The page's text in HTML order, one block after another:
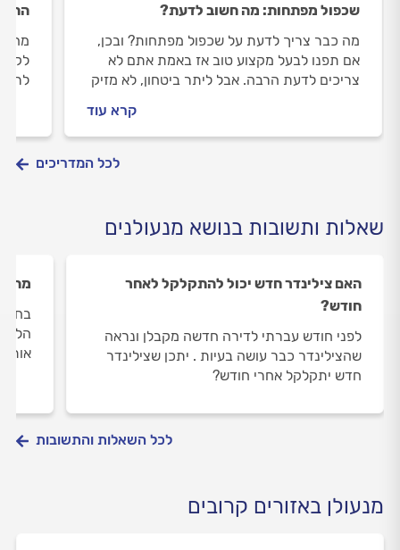
שכפול מפתחות: מה חשוב לדעת?
מה כבר צריך לדעת על שכפול מפתחות? ובכן,
אם תפנו לבעל מקצוע טוב אז באמת אתם לא
צריכים לדעת הרבה. אבל ליתר ביטחון, לא מזיק
קרא עוד
לקל
לכל המדריכים
שאלות ותשובות בנושא מנעולנים
האם צילינדר חדש יכול להתקלקל לאחר
חודש?
לפני חודש עברתי לדירה חדשה מקבלן ונראה
שהצילינדר כבר עושה בעיות . יתכן שצילינדר
חדש יתקלקל אחרי חודש?
מה
לכל השאלות והתשובות
מנעולן באזורים קרובים